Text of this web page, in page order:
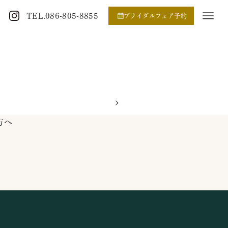
TEL.086-805-8855 ブライダルフェア予約
へ